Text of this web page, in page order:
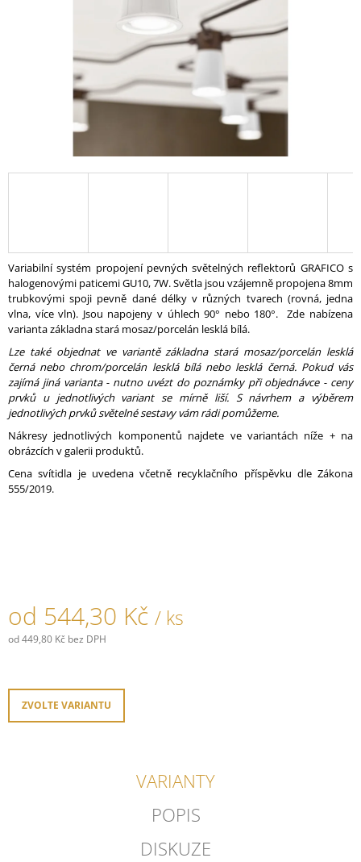
Variabilní systém propojení pevných světelných reflektorů GRAFICO s
halogenovými paticemi GU10, 7W. Světla jsou vzájemně propojena 8mm
trubkovými spoji pevně dané délky v různých tvarech (rovná, jedna
vlna, více vln). Jsou napojeny v úhlech 90° nebo 180°. Zde nabízena
varianta základna stará mosaz/porcelán lesklá bílá.
Lze také objednat ve variantě základna stará mosaz/porcelán lesklá
černá nebo chrom/porcelán lesklá bílá nebo lesklá černá. Pokud vás
zajímá jiná varianta - nutno uvézt do poznámky při objednávce - ceny
prvků u jednotlivých variant se mírně liší. S návrhem a výběrem
jednotlivých prvků světelné sestavy vám rádi pomůžeme.
Nákresy jednotlivých komponentů najdete ve variantách níže + na
obrázcích v galerii produktů.
Cena svítidla je uvedena včetně recyklačního příspěvku dle Zákona
555/2019.
od 544,30 Kč / ks
od449,80 Kč bez DPH
ZVOLTE VARIANTU
VARIANTY
POPIS
DISKUZE
D
O
P
O
R
U
Č
U
J
E
M
E
KABELOVÁ
ÚCHYTKA
PORCELÁNOVÁ